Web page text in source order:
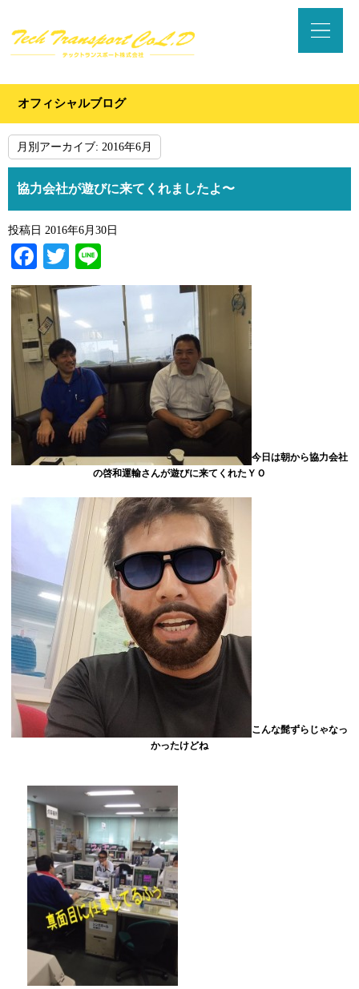
オフィシャルブログ
月別アーカイブ: 2016年6月
協力会社が遊びに来てくれましたよ〜
投稿日 2016年6月30日
Facebook
Twitter
今日は朝から協力会社
の啓和運輸さんが遊びに来てくれたＹＯ
こんな髭ずらじゃなっ
かったけどね